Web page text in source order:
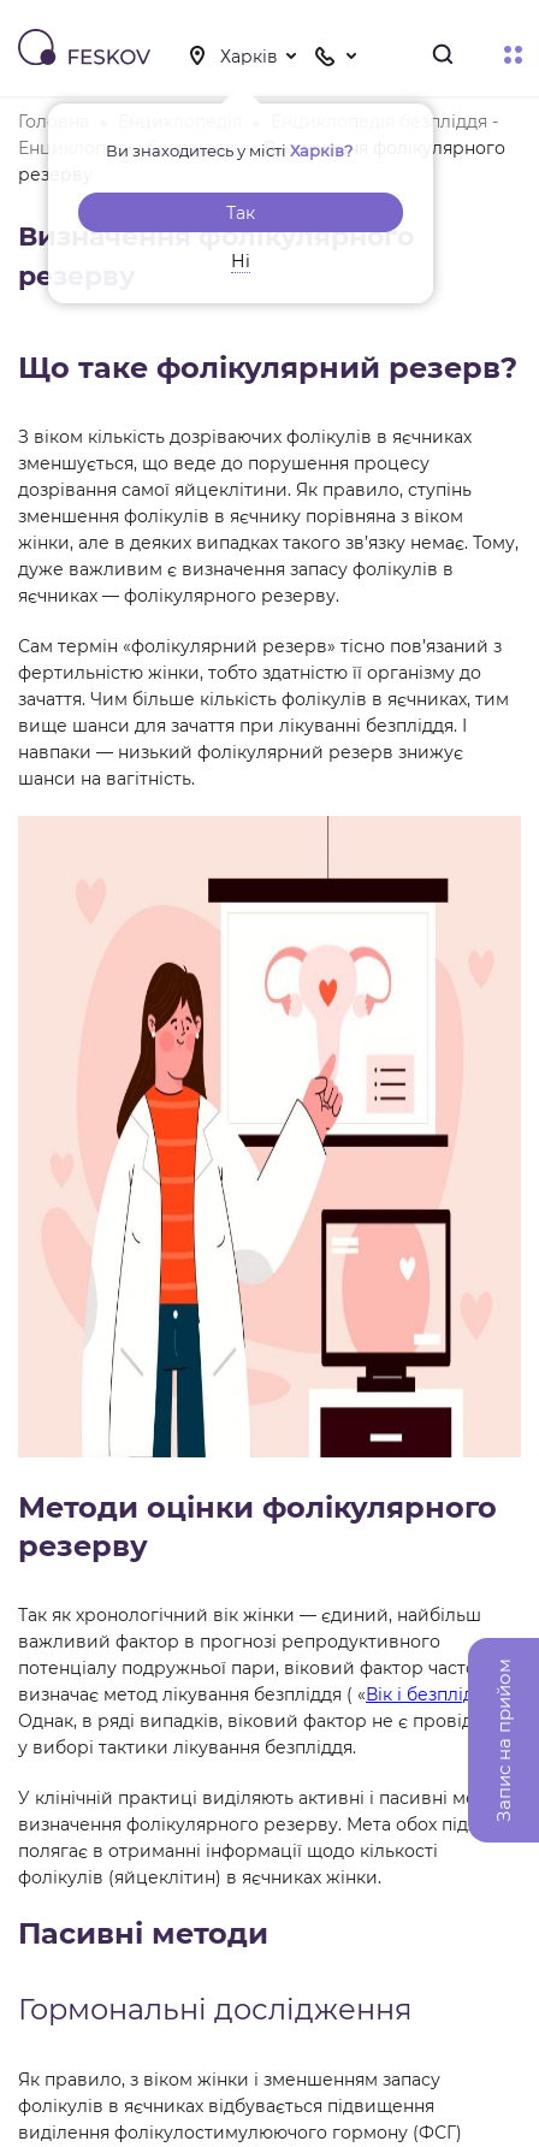
Ви знаходитесь у місті Харків?
Так
Ні
Головна
Енциклопедія безпліддя -
Енциклопедія безпліддя
Визначення фолікулярного
резерву
Визначення фолікулярного
резерву
Що таке фолікулярний резерв?
З віком кількість дозріваючих фолікулів в яєчниках
зменшується, що веде до порушення процесу
дозрівання самої яйцеклітини. Як правило, ступінь
зменшення фолікулів в яєчнику порівняна з віком
жінки, але в деяких випадках такого зв’язку немає. Тому,
дуже важливим є визначення запасу фолікулів в
яєчниках — фолікулярного резерву.
Сам термін «фолікулярний резерв» тісно пов’язаний з
фертильністю жінки, тобто здатністю її організму до
зачаття. Чим більше кількість фолікулів в яєчниках, тим
вище шанси для зачаття при лікуванні безпліддя. І
навпаки — низький фолікулярний резерв знижує
шанси на вагітність.
Методи оцінки фолікулярного
резерву
Так як хронологічний вік жінки — єдиний, найбільш
важливий фактор в прогнозі репродуктивного
потенціалу подружньої пари, віковий фактор часто
визначає метод лікування безпліддя ( «Вік і безпліддя
»).
Однак, в ряді випадків, віковий фактор не є провідним
у виборі тактики лікування безпліддя.
У клінічній практиці виділяють активні і пасивні методи
визначення фолікулярного резерву. Мета обох підходів
полягає в отриманні інформації щодо кількості
фолікулів (яйцеклітин) в яєчниках жінки.
Пасивні методи
Гормональні дослідження
Як правило, з віком жінки і зменшенням запасу
фолікулів в яєчниках відбувається підвищення
виділення фолікулостимулюючого гормону (ФСГ)
Запис на прийом